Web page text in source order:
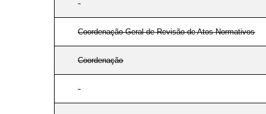
Coordenação-Geral de Revisão de Atos Normativos
Coordenação